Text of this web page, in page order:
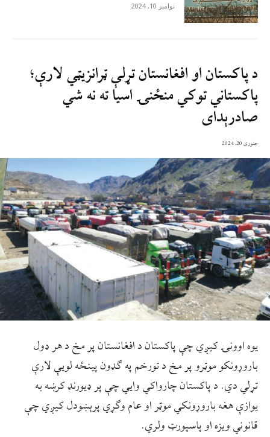
نوامبر 10, 2024
د پاکستان او افغانستان تړلې ټرانزیټي لارې؛
پاکستاني توکي منځنۍ اسیا ته نه شي
صادرېدای
جنوری 20, 2024
یوه اوونۍ کیږي چې پاکستان د افغانستان پر مخ د هر ډول
باروړونکو موټرو پر مخ د تورخم په ګډون پینځه لویې لارې
تړلي دي. د پاکستان چارواکي وایي چې پر ډیورنډ کرښه به
یوازې هغه باروړونکي موټر او عام وګړي پرېښودل کیږي چې
قانوني ویزه او پاسپورټ ولري.